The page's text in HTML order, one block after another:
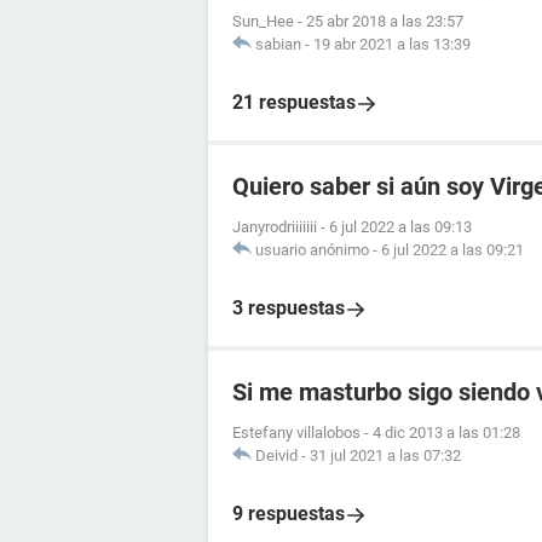
Sun_Hee - 25 abr 2018 a las 23:57
sabian - 19 abr 2021 a las 13:39
21 respuestas
Quiero saber si aún soy
Janyrodriiiiiii - 6 jul 2022 a las 09:13
usuario anónimo - 6 jul 2022 a las 09:21
3 respuestas
Si me masturbo sigo siendo
Estefany villalobos - 4 dic 2013 a las 01:28
Deivid - 31 jul 2021 a las 07:32
9 respuestas